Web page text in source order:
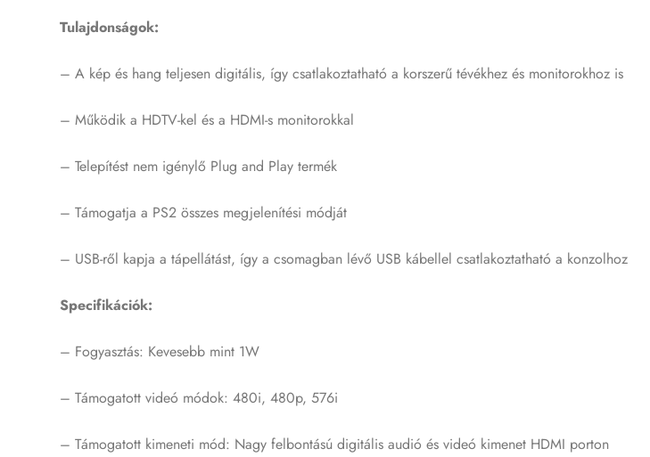
Tulajdonságok:
– A kép és hang teljesen digitális, így csatlakoztatható a korszerű tévékhez és monitorokhoz is
– Működik a HDTV-kel és a HDMI-s monitorokkal
– Telepítést nem igénylő Plug and Play termék
– Támogatja a PS2 összes megjelenítési módját
– USB-ről kapja a tápellátást, így a csomagban lévő USB kábellel csatlakoztatható a konzolhoz
Specifikációk:
– Fogyasztás: Kevesebb mint 1W
– Támogatott videó módok: 480i, 480p, 576i
– Támogatott kimeneti mód: Nagy felbontású digitális audió és videó kimenet HDMI porton